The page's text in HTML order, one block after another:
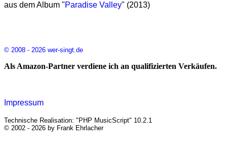
aus dem Album "Paradise Valley" (2013)
© 2008 - 2026 wer-singt.de
Als Amazon-Partner verdiene ich an qualifizierten Verkäufen.
Impressum
Technische Realisation: "PHP MusicScript" 10.2.1
© 2002 - 2026 by Frank Ehrlacher